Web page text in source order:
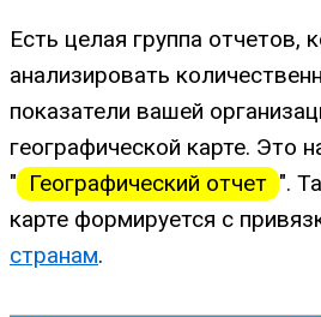
Есть целая группа отчетов,
анализировать
показатели вашей
географической карте. Это
" Географический отчет ".
карте формируется с
странам.